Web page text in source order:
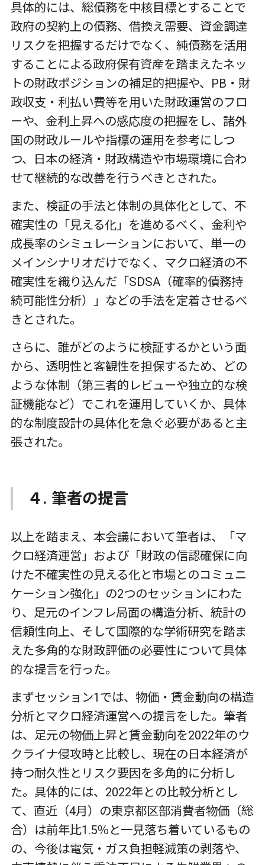
具体的には、総債務を中核目標とすることで
政府の契約上の債務、借換え需要、資金調達
リスクを把握するだけでなく、純債務を活用
することによる政府保有資産を踏まえたネッ
トの財政ポジションの補足的把握や、PB・財
政収支・利払い費等を用いた財政運営のフロ
ーや、金利上昇への感応度の把握をし、諸外
国の財政ルールや指標の運用を参考にしつ
つ、日本の経済・財政構造や市場環境に合わ
せて継続的な改善を行うべきとされた。
また、検証の手法と体制の具体化として、不
確実性の「見える化」を進めるべく、金利や
成長率のシミュレーションにおいて、単一の
メインシナリオだけでなく、マクロ経済の不
確実性を織り込んだ「SDSA（確率的債務持
続可能性分析）」などの手法を定着させるべ
きとされた。
さらに、誰がどのように検証するかという面
から、透明性と客観性を担保するため、どの
ような体制（第三者的レビューや独立的な検
証機能など）でこれを運用していくか、具体
的な制度設計の具体化を急ぐ必要があると主
張された。
４. 筆者の提言
以上を踏まえ、本会議において筆者は、「マ
クロ経済運営」および「財政の信認確保に向
けた不確実性の見える化と市場とのコミュニ
ケーション強化」の2つのセッションにわた
り、足元のインフレ局面の構造分析、統計の
信頼性向上、そして国際的な学術研究を踏ま
えた多角的な財政評価の必要性について具体
的な提言を行った。
まずセッション1では、物価・賃金動向の構造
分析とマクロ経済運営への提言をした。筆者
は、足元の物価上昇と賃金動向を2022年のウ
クライナ侵攻時と比較し、現在の日本経済が
持つ耐久性とリスク要因を多角的に分析し
た。具体的には、2022年との比較分析とし
て、直近（4月）の東京都区部消費者物価（総
合）は前年比1.5％と一見落ち着いているもの
の、今後は電気・ガス負担軽減策の剥落や、